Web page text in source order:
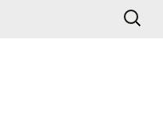
Suchen
nach: